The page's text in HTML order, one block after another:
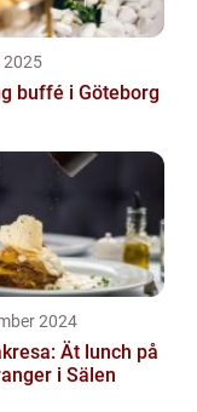
2025
buffé i Göteborg
2024
Ät lunch på
i Sälen